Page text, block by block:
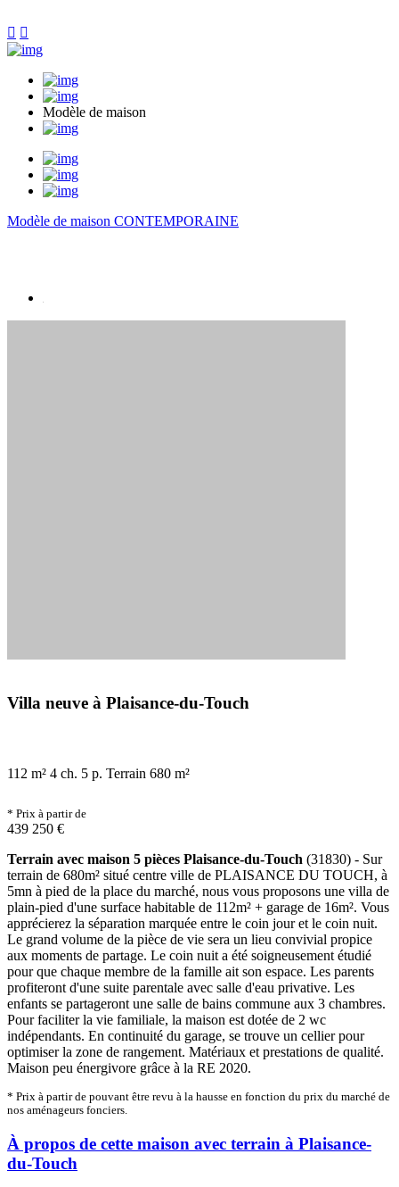
 
Modèle de maison
Modèle de maison CONTEMPORAINE
Villa neuve à Plaisance-du-Touch
112 m² 4 ch. 5 p. Terrain 680 m²
* Prix à partir de
439 250 €
Terrain avec maison 5 pièces Plaisance-du-Touch (31830) - Sur
terrain de 680m² situé centre ville de PLAISANCE DU TOUCH, à
5mn à pied de la place du marché, nous vous proposons une villa de
plain-pied d'une surface habitable de 112m² + garage de 16m². Vous
apprécierez la séparation marquée entre le coin jour et le coin nuit.
Le grand volume de la pièce de vie sera un lieu convivial propice
aux moments de partage. Le coin nuit a été soigneusement étudié
pour que chaque membre de la famille ait son espace. Les parents
profiteront d'une suite parentale avec salle d'eau privative. Les
enfants se partageront une salle de bains commune aux 3 chambres.
Pour faciliter la vie familiale, la maison est dotée de 2 wc
indépendants. En continuité du garage, se trouve un cellier pour
optimiser la zone de rangement. Matériaux et prestations de qualité.
Maison peu énergivore grâce à la RE 2020.
* Prix à partir de pouvant être revu à la hausse en fonction du prix du marché de
nos aménageurs fonciers.
À propos de cette maison avec terrain à Plaisance-
du-Touch